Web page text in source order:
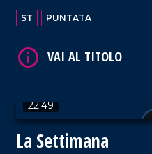
ST PUNTATA
22:49
La Settimana
VAI AL TITOLO